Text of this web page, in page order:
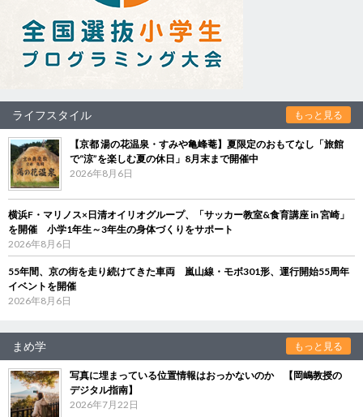
ライフスタイル もっと見る
【京都 湯の花温泉・すみや亀峰菴】夏限定のおもてなし「旅館
で“涼”を楽しむ夏の休日」8月末まで開催中
2026年8月6日
横浜F・マリノス×日清オイリオグループ、「サッカー教室&食育講座 in 宮崎」
を開催 小学1年生～3年生の身体づくりをサポート
2026年8月6日
55年間、京の街を走り続けてきた車両 嵐山線・モボ301形、運行開始55周年
イベントを開催
2026年8月6日
まめ学 もっと見る
写真に埋まっている位置情報はおっかないのか 【岡嶋教授の
デジタル指南】
2026年7月22日